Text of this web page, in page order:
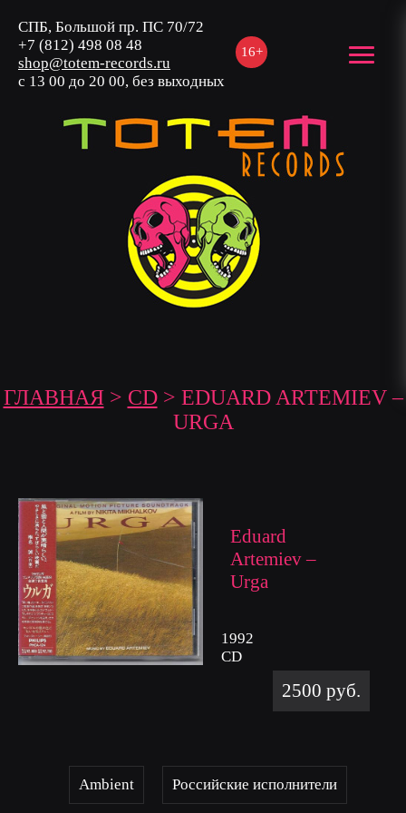
16+
СПБ, Большой пр. ПС 70/72
+7 (812) 498 08 48
shop@totem-records.ru
с 13 00 до 20 00, без выходных
ГЛАВНАЯ> CD> EDUARD ARTEMIEV –
URGA
Eduard
Artemiev –
Urga
1992
CD
2500 руб.
Ambient Российские исполнители